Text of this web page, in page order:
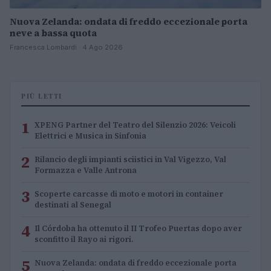
Nuova Zelanda: ondata di freddo eccezionale porta
neve a bassa quota
Francesca Lombardi · 4 Ago 2026
PIÙ LETTI
1 XPENG Partner del Teatro del Silenzio 2026: Veicoli
Elettrici e Musica in Sinfonia
2 Rilancio degli impianti sciistici in Val Vigezzo, Val
Formazza e Valle Antrona
3 Scoperte carcasse di moto e motori in container
destinati al Senegal
4 Il Córdoba ha ottenuto il II Trofeo Puertas dopo aver
sconfitto il Rayo ai rigori.
5 Nuova Zelanda: ondata di freddo eccezionale porta